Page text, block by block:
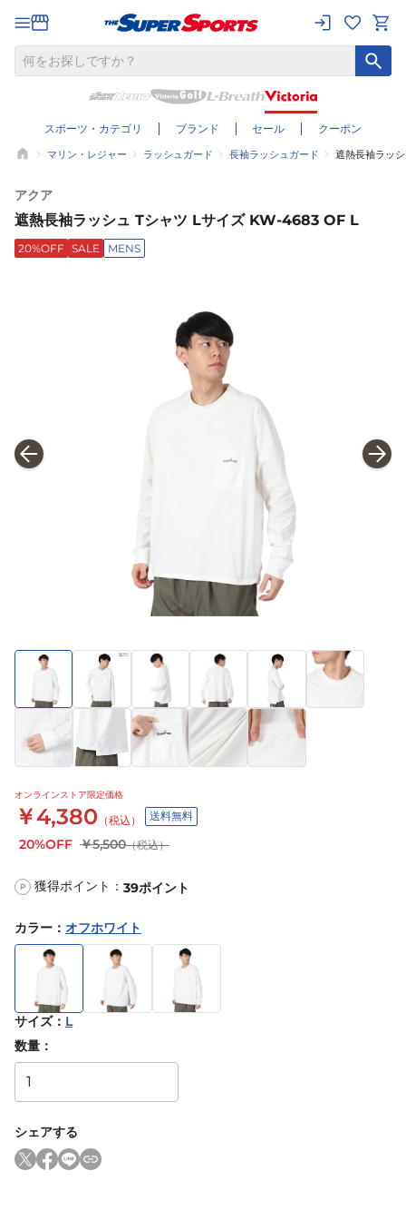
スポーツ・カテゴリ ブランド セール クーポン
マリン・レジャー ラッシュガード 長袖ラッシュガード 遮熱長袖ラッ
アクア
遮熱長袖ラッシュ Tシャツ Lサイズ KW-4683 OF L
20%OFF SALE MENS
オンラインストア限定価格
￥4,380 （税込） 送料無料
20%OFF ￥5,500（税込）
P 獲得ポイント： 39ポイント
カラー ： オフホワイト
サイズ： L
数量：
シェアする